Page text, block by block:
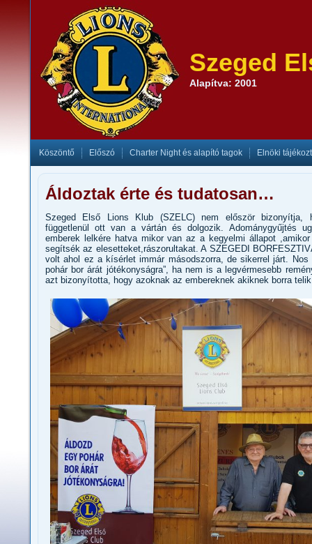
Szeged
Alapítva: 2001
Köszöntő Előszó Charter Night és alapító tagok Elnöki
Áldoztak érte és tudatosan…
Szeged Első Lions Klub (SZELC) nem először bizonyítja,
függetlenül ott van a vártán és dolgozik. Adománygyűjtés
emberek lelkére hatva mikor van az a kegyelmi állapot
segítsék az elesetteket,rászorultakat. A SZEGEDI
volt ahol ez a kísérlet immár másodszorra, de sikerrel járt. Nos
pohár bor árát jótékonyságra”, ha nem is a legvérmesebb
azt bizonyította, hogy azoknak az embereknek akiknek borra